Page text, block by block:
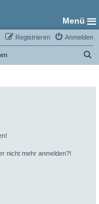
Menü
Anmelden
Registrieren
nicht mehr anmelden?!